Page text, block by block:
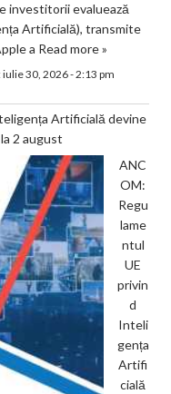
investitorii evaluează
Artificială), transmite
a Read more »
iulie 30, 2026 - 2:13 pm
Artificială devine
2 august
ANC
OM:
Regu
lame
ntul
UE
privin
d
Inteli
gența
Artifi
cială